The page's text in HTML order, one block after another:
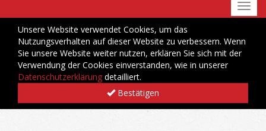
Unsere Website verwendet Cookies, um das
Nutzungsverhalten auf dieser Website zu verbessern. Wenn
Sie unsere Website weiter nutzen, erklären Sie sich mit der
Verwendung der Cookies einverstanden, wie in unserer
Datenschutzerklärung detailliert.
Bestätigen